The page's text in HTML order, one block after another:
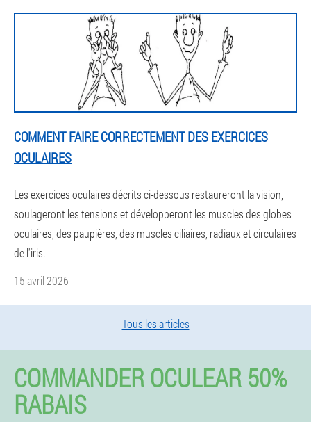
COMMENT FAIRE CORRECTEMENT DES EXERCICES
OCULAIRES
Les exercices oculaires décrits ci-dessous restaureront la vision,
soulageront les tensions et développeront les muscles des globes
oculaires, des paupières, des muscles ciliaires, radiaux et circulaires
de l'iris.
15 avril 2026
Tous les articles
COMMANDER OCULEAR 50%
RABAIS